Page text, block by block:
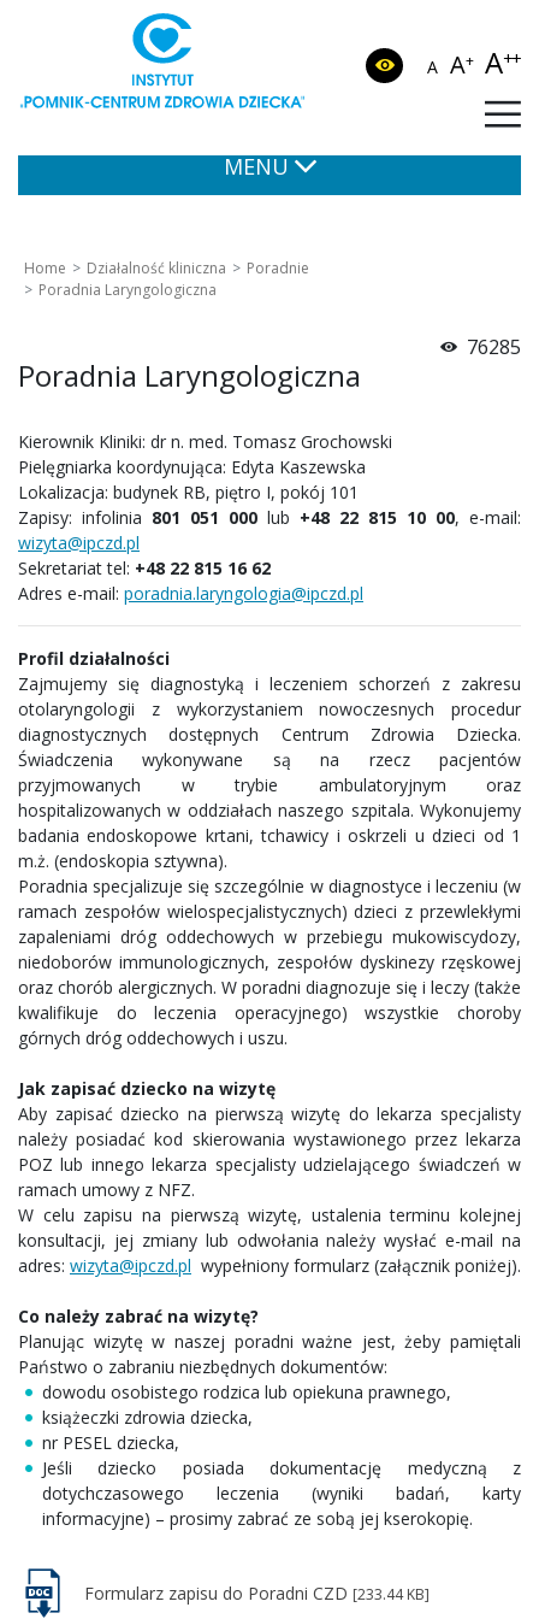
A A+ A++
MENU
Home Działalność kliniczna
Poradnie
Poradnia Laryngologiczna
76285
Poradnia Laryngologiczna
Kierownik Kliniki: dr n. med. Tomasz Grochowski
Pielęgniarka koordynująca: Edyta Kaszewska
Lokalizacja: budynek RB, piętro I, pokój 101
Zapisy: infolinia 801 051 000 lub +48 22 815 10 00, e-mail:
wizyta@ipczd.pl
Sekretariat tel: +48 22 815 16 62
Adres e-mail: poradnia.laryngologia@ipczd.pl
Profil działalności
Zajmujemy się diagnostyką i leczeniem schorzeń z zakresu
otolaryngologii z wykorzystaniem nowoczesnych procedur
diagnostycznych dostępnych Centrum Zdrowia Dziecka.
Świadczenia wykonywane są na rzecz pacjentów
przyjmowanych w trybie ambulatoryjnym oraz
hospitalizowanych w oddziałach naszego szpitala. Wykonujemy
badania endoskopowe krtani, tchawicy i oskrzeli u dzieci od 1
m.ż. (endoskopia sztywna).
Poradnia specjalizuje się szczególnie w diagnostyce i leczeniu (w
ramach zespołów wielospecjalistycznych) dzieci z przewlekłymi
zapaleniami dróg oddechowych w przebiegu mukowiscydozy,
niedoborów immunologicznych, zespołów dyskinezy rzęskowej
oraz chorób alergicznych. W poradni diagnozuje się i leczy (także
kwalifikuje do leczenia operacyjnego) wszystkie choroby
górnych dróg oddechowych i uszu.
Jak zapisać dziecko na wizytę
Aby zapisać dziecko na pierwszą wizytę do lekarza specjalisty
należy posiadać kod skierowania wystawionego przez lekarza
POZ lub innego lekarza specjalisty udzielającego świadczeń w
ramach umowy z NFZ.
W celu zapisu na pierwszą wizytę, ustalenia terminu kolejnej
konsultacji, jej zmiany lub odwołania należy wysłać e-mail na
adres: wizyta@ipczd.pl wypełniony formularz (załącznik poniżej).
Co należy zabrać na wizytę?
Planując wizytę w naszej poradni ważne jest, żeby pamiętali
Państwo o zabraniu niezbędnych dokumentów:
dowodu osobistego rodzica lub opiekuna prawnego,
książeczki zdrowia dziecka,
nr PESEL dziecka,
Jeśli dziecko posiada dokumentację medyczną z
dotychczasowego leczenia (wyniki badań, karty
informacyjne) – prosimy zabrać ze sobą jej kserokopię.
Formularz zapisu do Poradni CZD [233.44 KB]